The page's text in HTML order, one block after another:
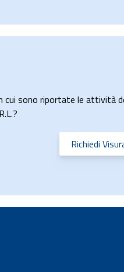
sono riportate le attività
Richiedi